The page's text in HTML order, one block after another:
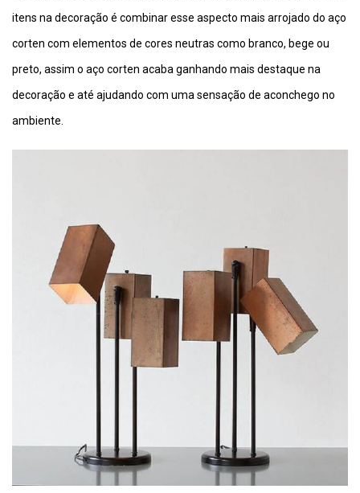
itens na decoração é combinar esse aspecto mais arrojado do aço
corten com elementos de cores neutras como branco, bege ou
preto, assim o aço corten acaba ganhando mais destaque na
decoração e até ajudando com uma sensação de aconchego no
ambiente.